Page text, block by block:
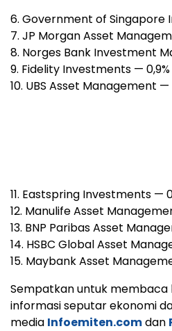
6. Government of Singapore
7. JP Morgan Asset
8. Norges Bank Investment
9. Fidelity Investments — 0,9%
10. UBS Asset Management —
11. Eastspring Investments —
12. Manulife Asset
13. BNP Paribas Asset
14. HSBC Global Asset
15. Maybank Asset
Sempatkan untuk
informasi seputar ekonomi
media Infoemiten.comdan